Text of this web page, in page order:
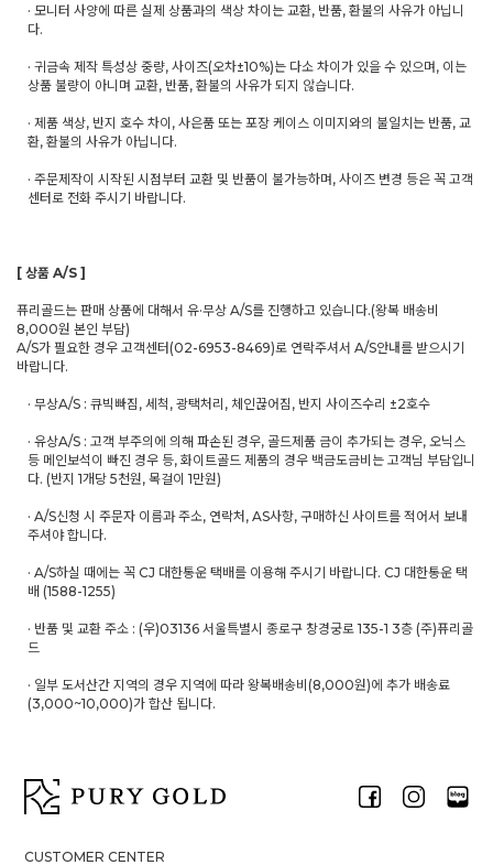
· 모니터 사양에 따른 실제 상품과의 색상 차이는 교환, 반품, 환불의 사유가 아닙니
다.
· 귀금속 제작 특성상 중량, 사이즈(오차±10%)는 다소 차이가 있을 수 있으며, 이는
상품 불량이 아니며 교환, 반품, 환불의 사유가 되지 않습니다.
· 제품 색상, 반지 호수 차이, 사은품 또는 포장 케이스 이미지와의 불일치는 반품, 교
환, 환불의 사유가 아닙니다.
· 주문제작이 시작된 시점부터 교환 및 반품이 불가능하며, 사이즈 변경 등은 꼭 고객
센터로 전화 주시기 바랍니다.
[ 상품 A/S ]
퓨리골드는 판매 상품에 대해서 유·무상 A/S를 진행하고 있습니다.(왕복 배송비
8,000원 본인 부담)
A/S가 필요한 경우 고객센터(02-6953-8469)로 연락주셔서 A/S안내를 받으시기
바랍니다.
· 무상A/S : 큐빅빠짐, 세척, 광택처리, 체인끊어짐, 반지 사이즈수리 ±2호수
· 유상A/S : 고객 부주의에 의해 파손된 경우, 골드제품 금이 추가되는 경우, 오닉스
등 메인보석이 빠진 경우 등, 화이트골드 제품의 경우 백금도금비는 고객님 부담입니
다. (반지 1개당 5천원, 목걸이 1만원)
· A/S신청 시 주문자 이름과 주소, 연락처, AS사항, 구매하신 사이트를 적어서 보내
주셔야 합니다.
· A/S하실 때에는 꼭 CJ 대한통운 택배를 이용해 주시기 바랍니다. CJ 대한통운 택
배 (1588-1255)
· 반품 및 교환 주소 : (우)03136 서울특별시 종로구 창경궁로 135-1 3층 (주)퓨리골
드
· 일부 도서산간 지역의 경우 지역에 따라 왕복배송비(8,000원)에 추가 배송료
(3,000~10,000)가 합산 됩니다.
CUSTOMER CENTER